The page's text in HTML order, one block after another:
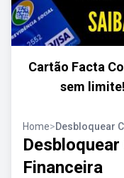
Cartão Facta
sem
Home>Desbloquear
Financeira